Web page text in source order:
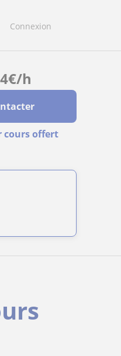
Connexion
€/h
cours offert